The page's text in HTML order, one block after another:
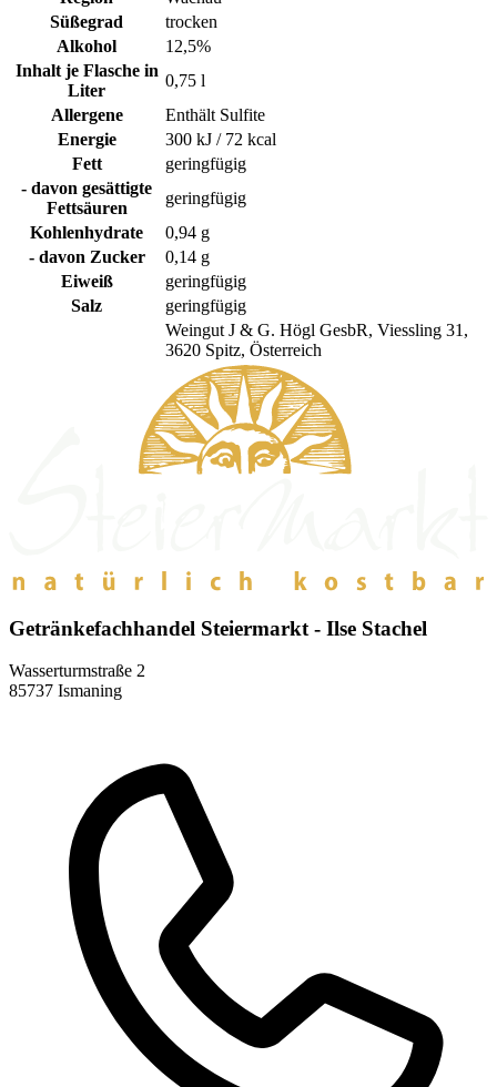
Süßegrad
trocken
Alkohol
12,5%
Inhalt je Flasche in
Liter
0,75 l
Allergene
Enthält Sulfite
Energie
300 kJ / 72 kcal
Fett
geringfügig
- davon gesättigte
Fettsäuren
geringfügig
Kohlenhydrate
0,94 g
- davon Zucker
0,14 g
Eiweiß
geringfügig
Salz
geringfügig
Weingut J & G. Högl GesbR, Viessling 31,
3620 Spitz, Österreich
Getränkefachhandel Steiermarkt - Ilse Stachel
Wasserturmstraße 2
85737 Ismaning